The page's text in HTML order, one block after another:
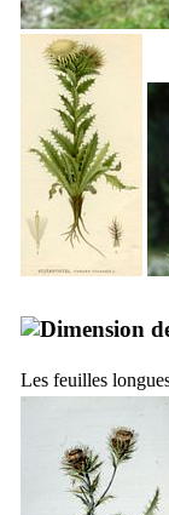
Les feuilles